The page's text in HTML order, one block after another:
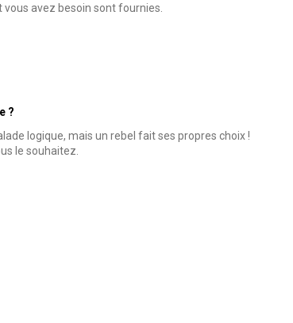
vous avez besoin sont fournies.
?
logique, mais un rebel fait ses propres choix !
le souhaitez.